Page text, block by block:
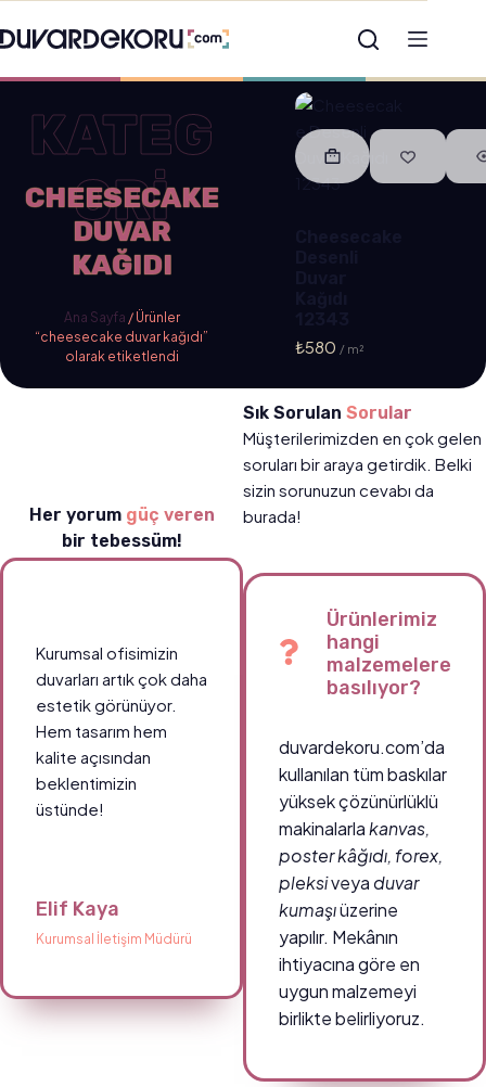
KATEG
ORİ
CHEESECAKE
DUVAR
KAĞIDI
Ana Sayfa / Ürünler
“cheesecake duvar kağıdı”
olarak etiketlendi
₺580
Her yorum güç veren
bir tebessüm!
Kurumsal ofisimizin
duvarları artık çok daha
estetik görünüyor.
Hem tasarım hem
kalite açısından
beklentimizin
üstünde!
Elif Kaya
Kurumsal İletişim Müdürü
Sık Sorulan Sorular
Müşterilerimizden en çok gelen
soruları bir araya getirdik. Belki
sizin sorunuzun cevabı da
burada!
Ürünlerimiz
hangi
malzemelere
basılıyor?
duvardekoru.com’da
kullanılan tüm baskılar
yüksek çözünürlüklü
makinalarlakanvas,
poster kâğıdı, forex,
pleksiveya duvar
kumaşıüzerine
yapılır. Mekânın
ihtiyacına göre en
uygun malzemeyi
birlikte belirliyoruz.